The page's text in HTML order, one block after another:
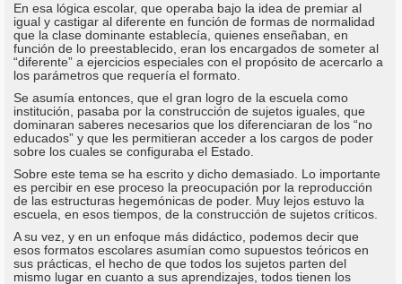
En esa lógica escolar, que operaba bajo la idea de premiar al
igual y castigar al diferente en función de formas de normalidad
que la clase dominante establecía, quienes enseñaban, en
función de lo preestablecido, eran los encargados de someter al
“diferente” a ejercicios especiales con el propósito de acercarlo a
los parámetros que requería el formato.
Se asumía entonces, que el gran logro de la escuela como
institución, pasaba por la construcción de sujetos iguales, que
dominaran saberes necesarios que los diferenciaran de los “no
educados” y que les permitieran acceder a los cargos de poder
sobre los cuales se configuraba el Estado.
Sobre este tema se ha escrito y dicho demasiado. Lo importante
es percibir en ese proceso la preocupación por la reproducción
de las estructuras hegemónicas de poder. Muy lejos estuvo la
escuela, en esos tiempos, de la construcción de sujetos críticos.
A su vez, y en un enfoque más didáctico, podemos decir que
esos formatos escolares asumían como supuestos teóricos en
sus prácticas, el hecho de que todos los sujetos parten del
mismo lugar en cuanto a sus aprendizajes, todos tienen los